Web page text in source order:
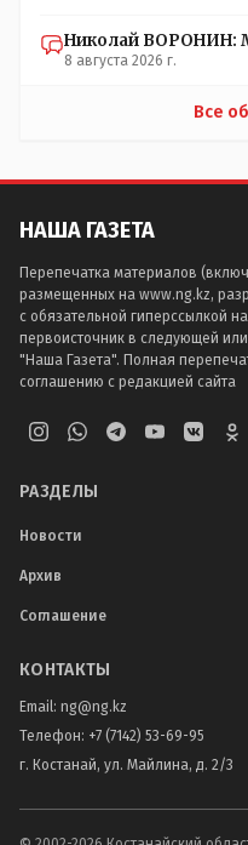
Николай ВОРОНИН:
8 августа 2026 г.
Все
НАША ГАЗЕТА
Перепечатка материалов
размещенных на www.ng.kz,
с обязательной гиперссылкой
первоисточник в следующей
"Наша Газета". Полная
соглашению с редакцией сайта
РАЗДЕЛЫ
Новости
Архив
Соглашение
КОНТАКТЫ
Email: ng@ng.kz
Телефон: +7 (7142) 53-69-95
г. Костанай, ул. Майлина, д. 2/3